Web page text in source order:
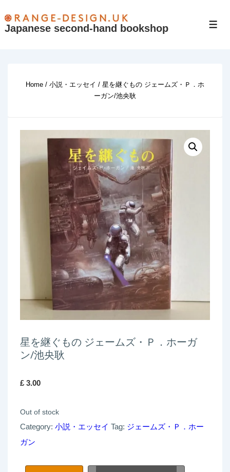
Skip
Japanese second-hand bookshop
Home / 小説・エッセイ / 星を継ぐもの ジェームズ・Ｐ．ホ
ーガン/池央耿
星を継ぐもの ジェームズ・Ｐ．ホーガ
ン/池央耿
£ 3.00
Out of stock
Category: 小説・エッセイ Tag: ジェームズ・Ｐ．ホー
ガン